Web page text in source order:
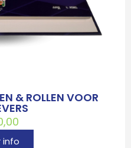
& ROLLEN VOOR
info